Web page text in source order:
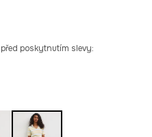
poskytnutím slevy: